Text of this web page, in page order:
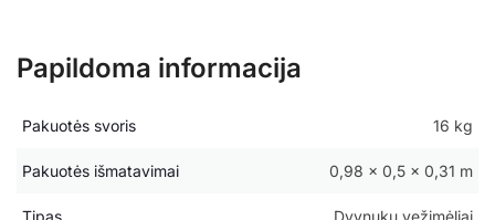
Papildoma informacija
Pakuotės svoris 16 kg
Pakuotės išmatavimai 0,98 × 0,5 × 0,31 m